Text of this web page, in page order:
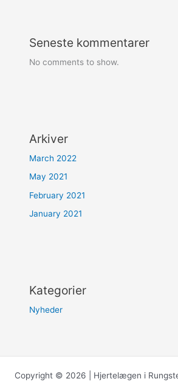
Seneste kommentarer
No comments to show.
Arkiver
March 2022
May 2021
February 2021
January 2021
Kategorier
Nyheder
Copyright © 2026 | Hjertelægen i